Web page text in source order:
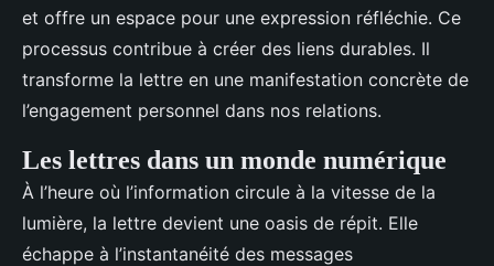
et offre un espace pour une expression réfléchie. Ce
processus contribue à créer des liens durables. Il
transforme la lettre en une manifestation concrète de
l’engagement personnel dans nos relations.
Les lettres dans un monde numérique
À l’heure où l’information circule à la vitesse de la
lumière, la lettre devient une oasis de répit. Elle
échappe à l’instantanéité des messages